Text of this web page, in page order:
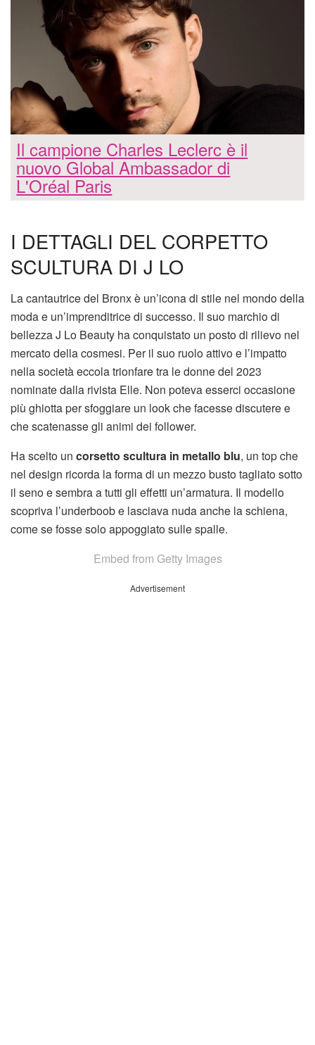
Il campione Charles Leclerc è il
nuovo Global Ambassador di
L'Oréal Paris
I DETTAGLI DEL CORPETTO
SCULTURA DI J LO
La cantautrice del Bronx è un’icona di stile nel mondo della
moda e un’imprenditrice di successo. Il suo marchio di
bellezza J Lo Beauty ha conquistato un posto di rilievo nel
mercato della cosmesi. Per il suo ruolo attivo e l’impatto
nella società eccola trionfare tra le donne del 2023
nominate dalla rivista Elle. Non poteva esserci occasione
più ghiotta per sfoggiare un look che facesse discutere e
che scatenasse gli animi dei follower.
Ha scelto un corsetto scultura in metallo blu, un top che
nel design ricorda la forma di un mezzo busto tagliato sotto
il seno e sembra a tutti gli effetti un’armatura. Il modello
scopriva l’underboob e lasciava nuda anche la schiena,
come se fosse solo appoggiato sulle spalle.
Embed from Getty Images
Advertisement